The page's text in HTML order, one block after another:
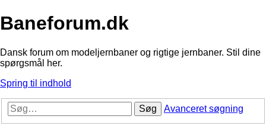
Baneforum.dk
Dansk forum om modeljernbaner og rigtige jernbaner. Stil dine
spørgsmål her.
Spring til indhold
Søg Avanceret søgning